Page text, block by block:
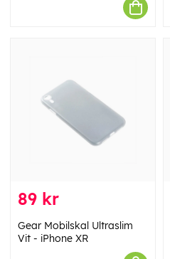
89 kr
Gear Mobilskal Ultraslim
Vit - iPhone XR